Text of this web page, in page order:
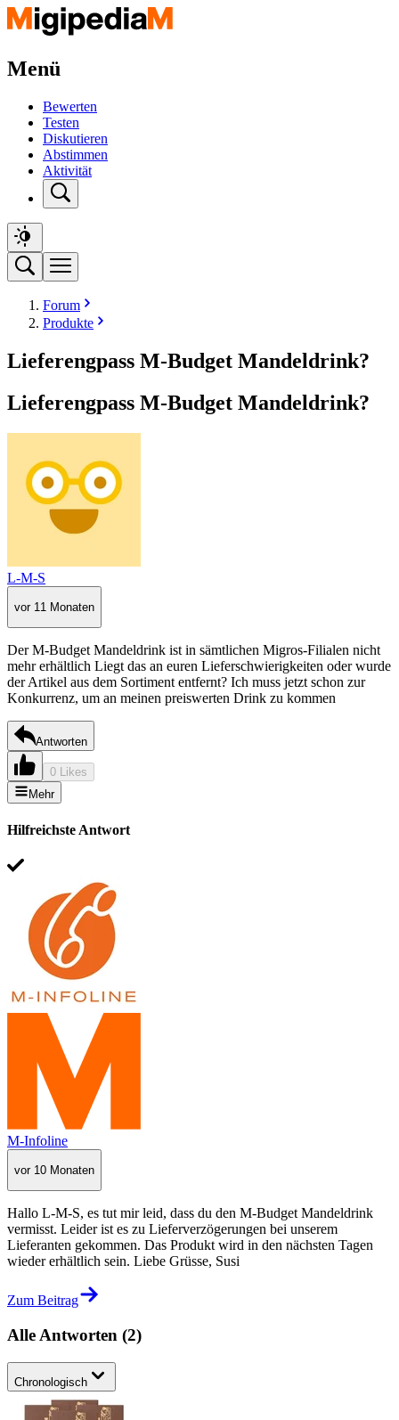
Menü
Bewerten
Testen
Diskutieren
Abstimmen
Aktivität
Forum
Produkte
Lieferengpass M-Budget Mandeldrink?
Lieferengpass M-Budget Mandeldrink?
L-M-S
vor 11 Monaten
Der M-Budget Mandeldrink ist in sämtlichen Migros-Filialen nicht
mehr erhältlich Liegt das an euren Lieferschwierigkeiten oder wurde
der Artikel aus dem Sortiment entfernt? Ich muss jetzt schon zur
Konkurrenz, um an meinen preiswerten Drink zu kommen
Antworten
0 Likes
Mehr
Hilfreichste Antwort
M-Infoline
vor 10 Monaten
Hallo L-M-S, es tut mir leid, dass du den M-Budget Mandeldrink
vermisst. Leider ist es zu Lieferverzögerungen bei unserem
Lieferanten gekommen. Das Produkt wird in den nächsten Tagen
wieder erhältlich sein. Liebe Grüsse, Susi
Zum Beitrag
Alle Antworten (2)
Chronologisch